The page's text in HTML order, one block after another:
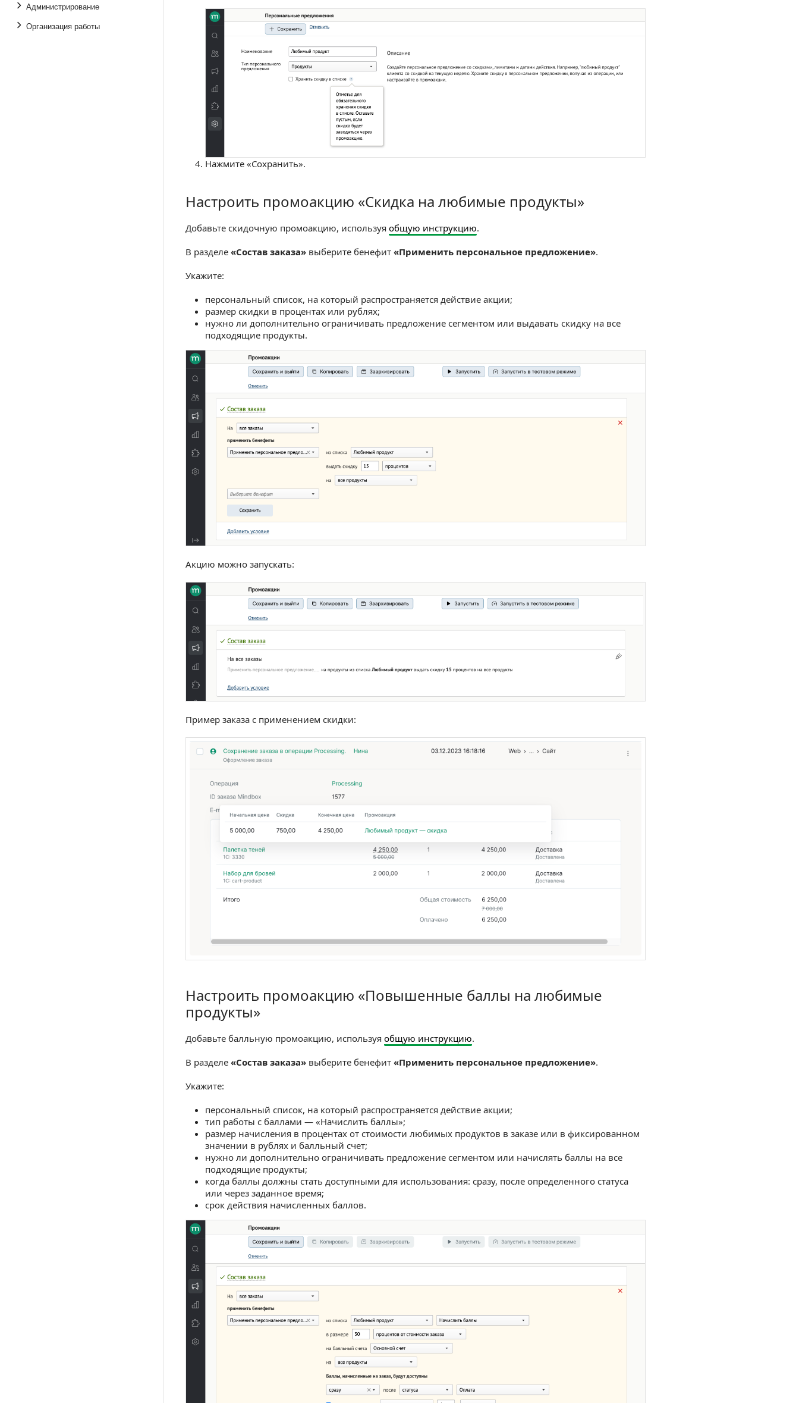
Администрирование
Организация работы
Нажмите «Сохранить».
Настроить промоакцию «Скидка на любимые продукты»
Настроить промоакцию «Скидка на любимые продукты»
Добавьте скидочную промоакцию, используя общую инструкцию.
В разделе «Состав заказа» выберите бенефит «Применить персональное предложение».
Укажите:
персональный список, на который распространяется действие акции;
размер скидки в процентах или рублях;
нужно ли дополнительно ограничивать предложение сегментом или выдавать скидку на все
подходящие продукты.
Акцию можно запускать:
Пример заказа с применением скидки:
Настроить промоакцию «Повышенные баллы на любимые продукты»
Настроить промоакцию «Повышенные баллы на любимые
продукты»
Добавьте балльную промоакцию, используя общую инструкцию.
В разделе «Состав заказа» выберите бенефит «Применить персональное предложение».
Укажите:
персональный список, на который распространяется действие акции;
тип работы с баллами — «Начислить баллы»;
размер начисления в процентах от стоимости любимых продуктов в заказе или в фиксированном
значении в рублях и балльный счет;
нужно ли дополнительно ограничивать предложение сегментом или начислять баллы на все
подходящие продукты;
когда баллы должны стать доступными для использования: сразу, после определенного статуса
или через заданное время;
срок действия начисленных баллов.